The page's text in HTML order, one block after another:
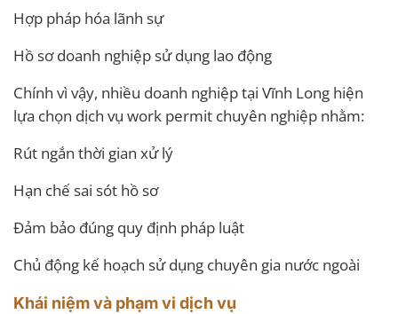
Hợp pháp hóa lãnh sự
Hồ sơ doanh nghiệp sử dụng lao động
Chính vì vậy, nhiều doanh nghiệp tại Vĩnh Long hiện
lựa chọn dịch vụ work permit chuyên nghiệp nhằm:
Rút ngắn thời gian xử lý
Hạn chế sai sót hồ sơ
Đảm bảo đúng quy định pháp luật
Chủ động kế hoạch sử dụng chuyên gia nước ngoài
Khái niệm và phạm vi dịch vụ